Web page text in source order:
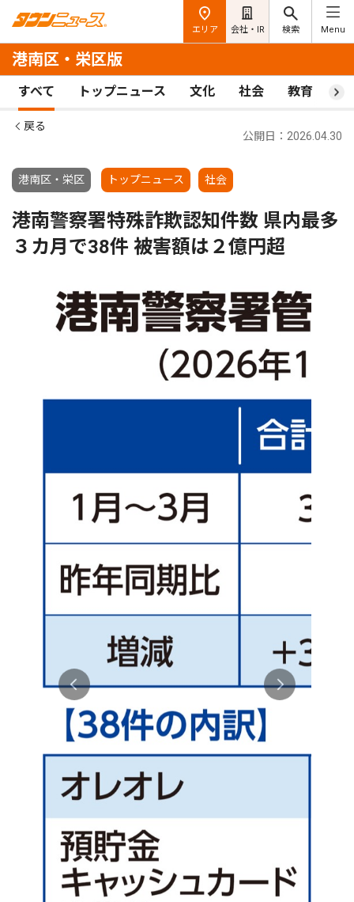
エリア 会社・IR 検索 Menu
港南区・栄区版
すべて トップニュース 文化 社会 教育 ス
戻る
港南区・栄区 トップニュース 社会
公開日：2026.04.30
港南警察署特殊詐欺認知件数 県内最多
３カ月で38件 被害額は２億円超